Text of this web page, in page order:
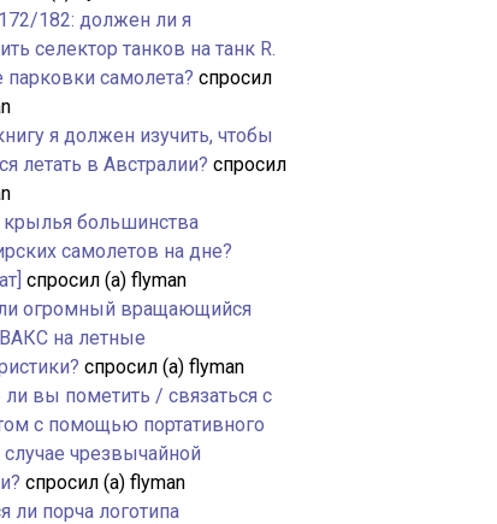
182: должен ли я
селектор танков на танк R.
парковки самолета? спросил
я должен изучить, чтобы
летать в Австралии? спросил
большинства
самолетов на дне?
спросил (а) flyman
огромный вращающийся
на летные
спросил (а) flyman
вы пометить / связаться с
с помощью портативного
чрезвычайной
спросил (а) flyman
ли порча логотипа